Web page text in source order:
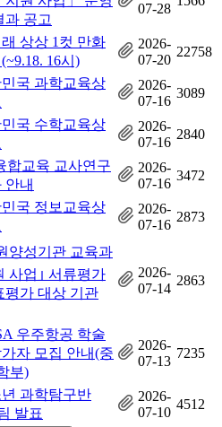
과 공고
07-28
상상 1컷 만화
16시)
2026-
07-20
22758
민국 과학교육상
2026-
07-16
3089
민국 수학교육상
2026-
07-16
2840
합교육 교사연구
안내
2026-
07-16
3472
민국 정보교육상
2026-
07-16
2873
양성기관 교육과
사업｣ 서류평가
평가 대상 기관
2026-
07-14
2863
우주항공 학술
자 모집 안내(중
부)
2026-
07-13
7235
과학탐구반
발표
2026-
07-10
4512